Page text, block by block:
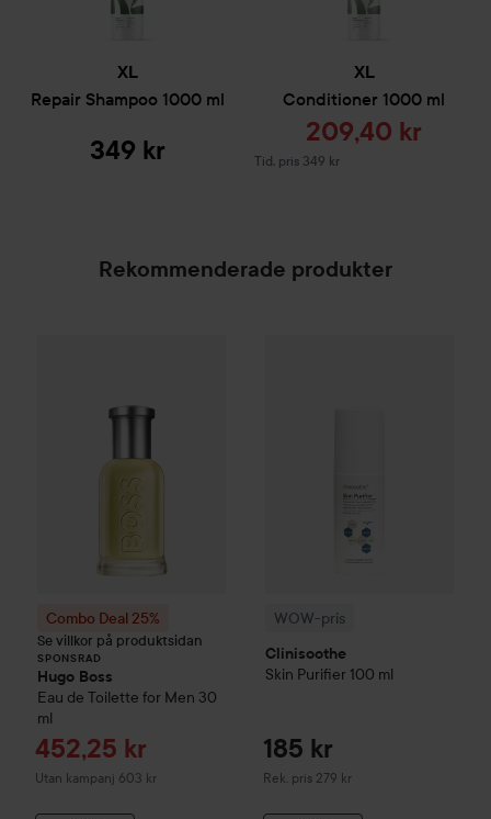
XL
Repair Shampoo 1000 ml
349 kr
XL
Conditioner 1000 ml
Reapris
209,40 kr
Tid. pris 349 kr
Tidigare pris 349 kr
Rekommenderade produkter
Combo Deal 25%
Se villkor på produktsidan
SPONSRAD
Hugo Boss
Eau de Toilette for Men 30
ml
Reapris
452,25 kr
Utan kampanj 603 kr
WOW-pris
Clinisoothe
Skin Purifier 100 ml
185 kr
Rek. pris 279 kr
Rekommenderat pris 279 kr